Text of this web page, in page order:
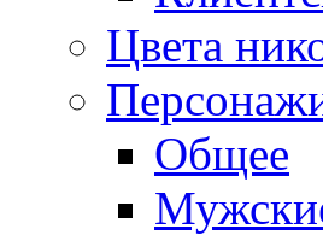
Цвета
Общее